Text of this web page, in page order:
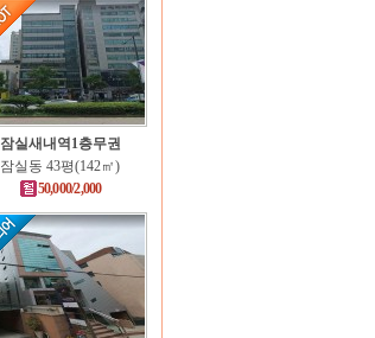
잠실새내역1층무권
잠실동 43평(142㎡)
50,000/2,000